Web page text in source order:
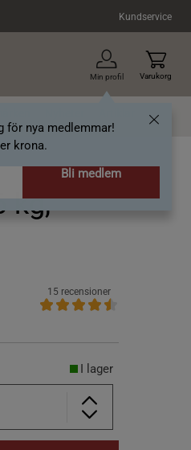
Kundservice
Min profil
för nya medlemmar!
krona.
Bli medlem
Varukorg
kg,
15 recensioner
I lager